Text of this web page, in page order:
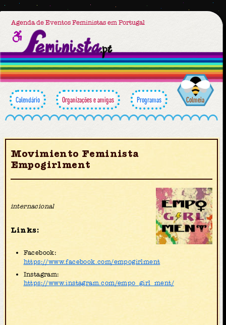
Agenda de Eventos Feministas em Portugal
Calendário Organizações e amigas Programas Colmeia
Movimiento Feminista
Empogirlment
internacional
Links:
Facebook:
https://www.facebook.com/empogirlment
Instagram:
https://www.instagram.com/empo_girl_ment/